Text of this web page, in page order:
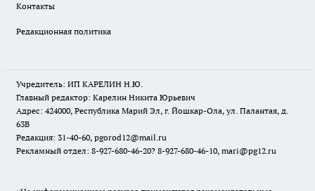
Контакты
Редакционная политика
Учредитель: ИП КАРЕЛИН Н.Ю.
Главный редактор: Карелин Никита Юрьевич
Адрес: 424000, Республика Марий Эл, г. Йошкар-Ола, ул. Палантая, д.
63В
Редакция: 31-40-60, pgorod12@mail.ru
Рекламный отдел: 8-927-680-46-20? 8-927-680-46-10, mari@pg12.ru